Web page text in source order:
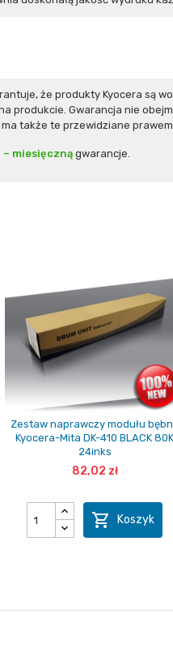
że produkty Kyocera są
produkcie. Gwarancja nie
także te przewidziane
– miesięcznągwarancje.
Zestaw naprawczy modułu
Kyocera-Mita DK-410 BLACK 80K
24inks
82,02 zł
 Koszyk